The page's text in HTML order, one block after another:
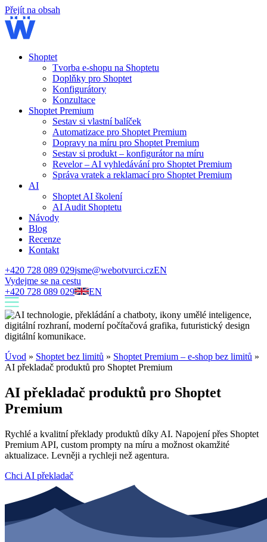
Přejít na obsah
Shoptet
Tvorba e-shopu na Shoptetu
Doplňky pro Shoptet
Konfigurátory
Konzultace
Shoptet Premium
Sestav si vlastní balíček
Automatizace pro Shoptet Premium
Dopravy na míru pro Shoptet Premium
Sestav si produkt – konfigurátor na míru
Revelor – AI vyhledávání pro Shoptet Premium
Správa vratek a reklamací pro Shoptet Premium
AI
Shoptet AI školení
AI Audit Shoptetu
Návody
Blog
Recenze
Kontakt
+420 728 089 029jsme@webotvurci.czEN
Vydejme se na cestu
+420 728 089 029
EN
Úvod » Shoptet bez limitů » Shoptet Premium – e-shop bez limitů »
AI překladač produktů pro Shoptet Premium
AI překladač produktů pro Shoptet
Premium
Rychlé a kvalitní překlady produktů díky AI. Napojení přes Shoptet
Premium API, custom prompty na míru a možnost okamžité
aktualizace. Levněji a rychleji než agentura.
Chci AI překladač